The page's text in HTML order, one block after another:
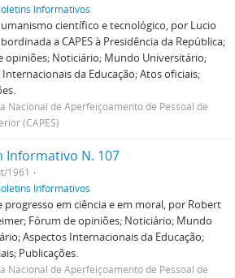
Informativos
científico e tecnológico, por Lucio
a CAPES à Presidência da República;
opiniões; Noticiário; Mundo Universitário;
da Educação; Atos oficiais;
Nacional de Aperfeiçoamento de Pessoal de
(CAPES)
Informativo N. 107
1961
Informativos
progresso em ciência e em moral, por Robert
Fórum de opiniões; Noticiário; Mundo
Aspectos Internacionais da Educação;
Publicações.
Nacional de Aperfeiçoamento de Pessoal de